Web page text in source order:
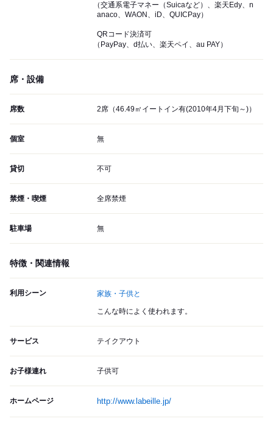
（交通系電子マネー（Suicaなど）、楽天Edy、n
anaco、WAON、iD、QUICPay）
QRコード決済可
（PayPay、d払い、楽天ペイ、au PAY）
席・設備
席数 2席（46.49㎡イートイン有(2010年4月下旬～)）
個室 無
貸切 不可
禁煙・喫煙 全席禁煙
駐車場 無
特徴・関連情報
利用シーン 家族・子供と
こんな時によく使われます。
サービス テイクアウト
お子様連れ 子供可
ホームページ http://www.labeille.jp/